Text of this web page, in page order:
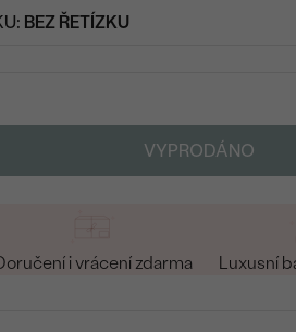
BEZ ŘETÍZKU
VYPRODÁNO
i vrácení zdarma Luxusní